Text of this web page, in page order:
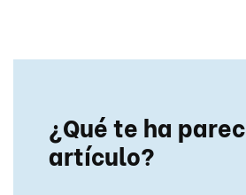
¿Qué te ha
artículo?